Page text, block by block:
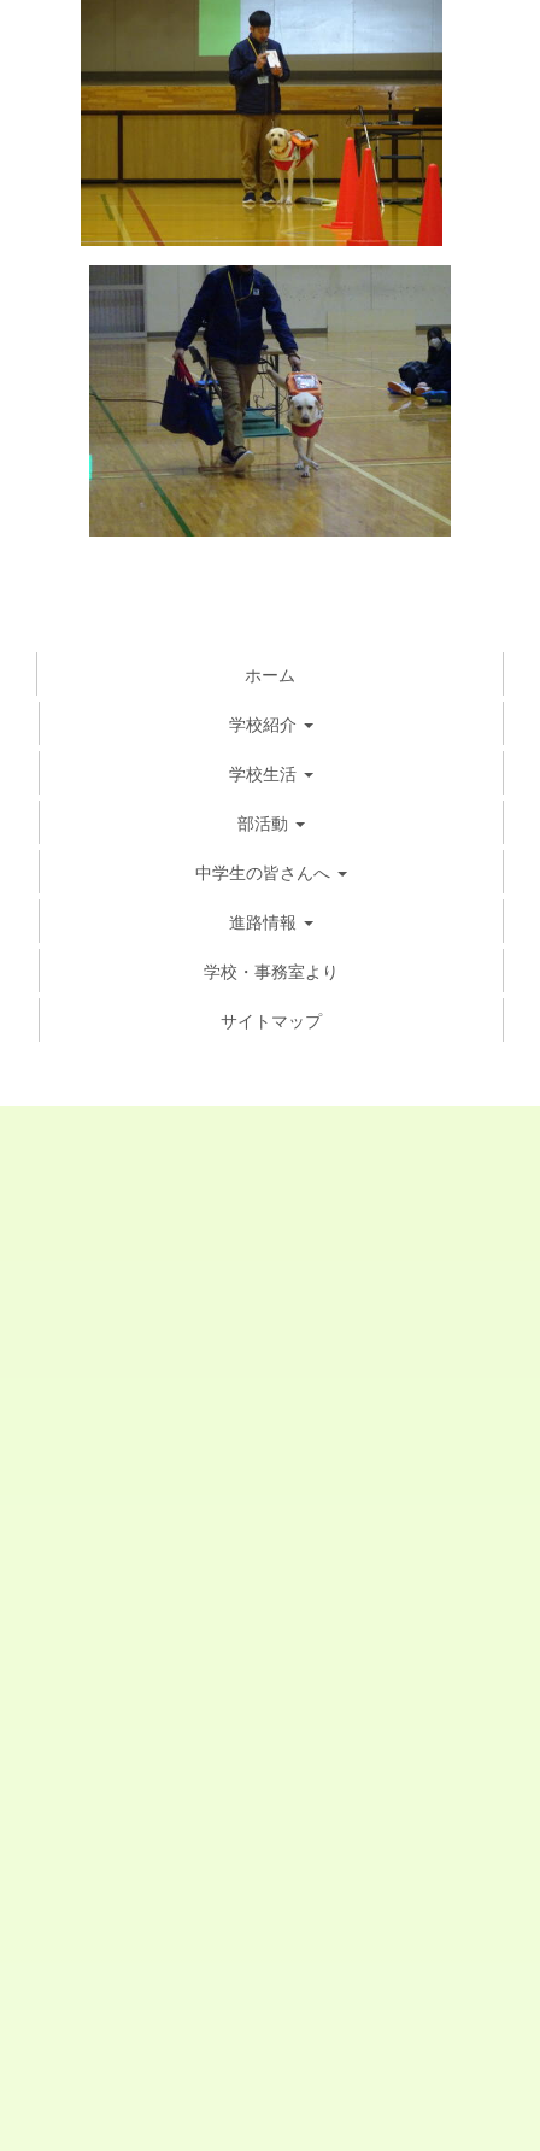
ホーム
学校紹介
学校生活
部活動
中学生の皆さんへ
進路情報
学校・事務室より
サイトマップ